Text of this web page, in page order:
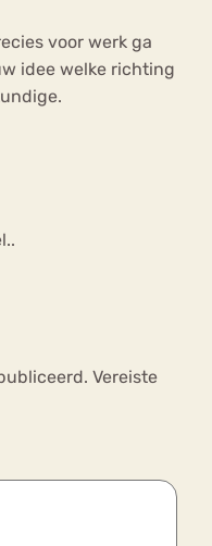
voor werk ga
idee welke richting
Vereiste